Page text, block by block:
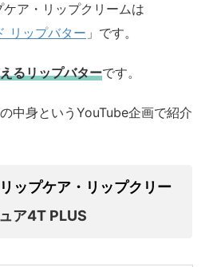
ア・リップクリームは
リップバター 」です。
るリップバターです。
中身というYouTube企画で紹介
ップケア・リップクリー
ア4T PLUS